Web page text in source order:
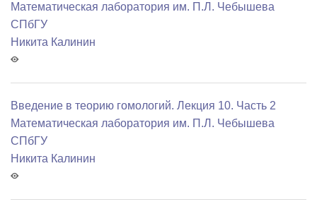
Математичеcкая лаборатория им. П.Л. Чебышева
СПбГУ
Никита Калинин
Введение в теорию гомологий. Лекция 10. Часть 2
Математичеcкая лаборатория им. П.Л. Чебышева
СПбГУ
Никита Калинин